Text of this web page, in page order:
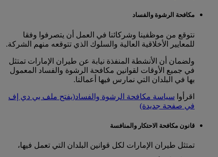
مكافحة الرشوة والفساد
نتوقع من موظفينا وشركائنا في العمل أن يتصرفوا وفقا
للمعايير الأخلاقية العالية والسلوك الذي تتوقعه منهم الشركة.
ولضمان أن الأنشطة المنفذة نيابة عن طيران الإمارات تمتثل
في جميع الأوقات لقوانين مكافحة الرشوة والفساد المعمول
بها في البلدان التي نمارس فيها أعمالنا.
اقرأوا سياسة مكافحة الرشوة والفساد(يفتح ملف بي دي إف
في صفحة جديدة)
قانون مكافحة الاحتكار والمنافسة
تمتثل طيران الإمارات لكل قوانين البلدان التي تعمل فيها،